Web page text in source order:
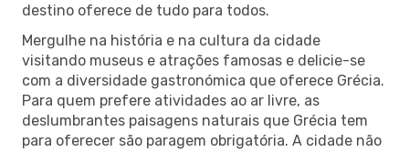
destino oferece de tudo para todos.
Mergulhe na história e na cultura da cidade
visitando museus e atrações famosas e delicie-se
com a diversidade gastronómica que oferece Grécia.
Para quem prefere atividades ao ar livre, as
deslumbrantes paisagens naturais que Grécia tem
para oferecer são paragem obrigatória. A cidade não